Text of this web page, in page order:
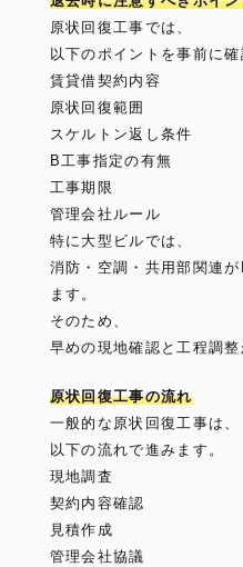
原状回復工事では、
以下のポイントを事前に
賃貸借契約内容
原状回復範囲
スケルトン返し条件
B工事指定の有無
工事期限
管理会社ルール
特に大型ビルでは、
消防・空調・共用部関連
ます。
そのため、
早めの現地確認と工程調整
原状回復工事の流れ
一般的な原状回復工事は、
以下の流れで進みます。
現地調査
契約内容確認
見積作成
管理会社協議